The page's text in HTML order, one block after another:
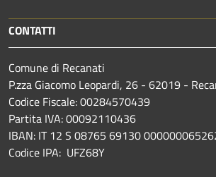
CONTATTI
Comune di Recanati
P.zza Giacomo Leopardi, 26 - 62019 -
Codice Fiscale: 00284570439
Partita IVA: 00092110436
IBAN: IT 12 S 08765 69130
Codice IPA: UFZ68Y